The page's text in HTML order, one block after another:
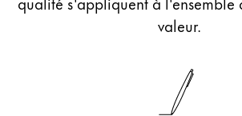
valeur.